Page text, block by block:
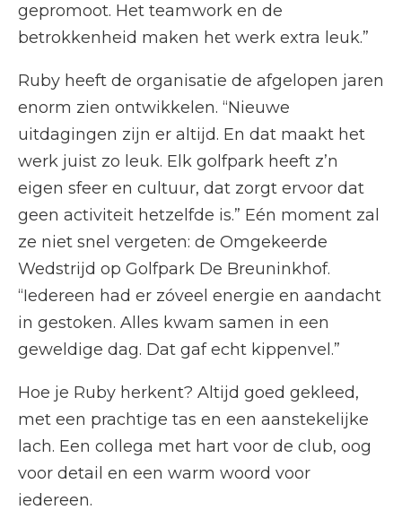
gepromoot. Het teamwork en de
betrokkenheid maken het werk extra leuk.”
Ruby heeft de organisatie de afgelopen jaren
enorm zien ontwikkelen. “Nieuwe
uitdagingen zijn er altijd. En dat maakt het
werk juist zo leuk. Elk golfpark heeft z’n
eigen sfeer en cultuur, dat zorgt ervoor dat
geen activiteit hetzelfde is.” Eén moment zal
ze niet snel vergeten: de Omgekeerde
Wedstrijd op Golfpark De Breuninkhof.
“Iedereen had er zóveel energie en aandacht
in gestoken. Alles kwam samen in een
geweldige dag. Dat gaf echt kippenvel.”
Hoe je Ruby herkent? Altijd goed gekleed,
met een prachtige tas en een aanstekelijke
lach. Een collega met hart voor de club, oog
voor detail en een warm woord voor
iedereen.